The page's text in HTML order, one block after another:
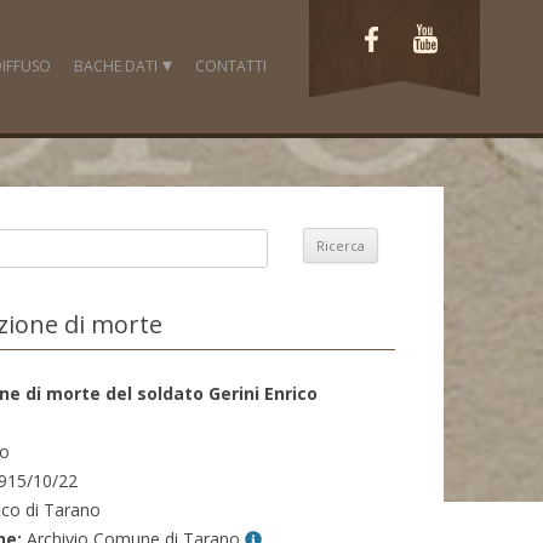
BACHE DATI
VIDEO
FONTI ICONOGRAFICHE
CONTATTI
di morte
di morte del soldato Gerini Enrico
10/22
di Tarano